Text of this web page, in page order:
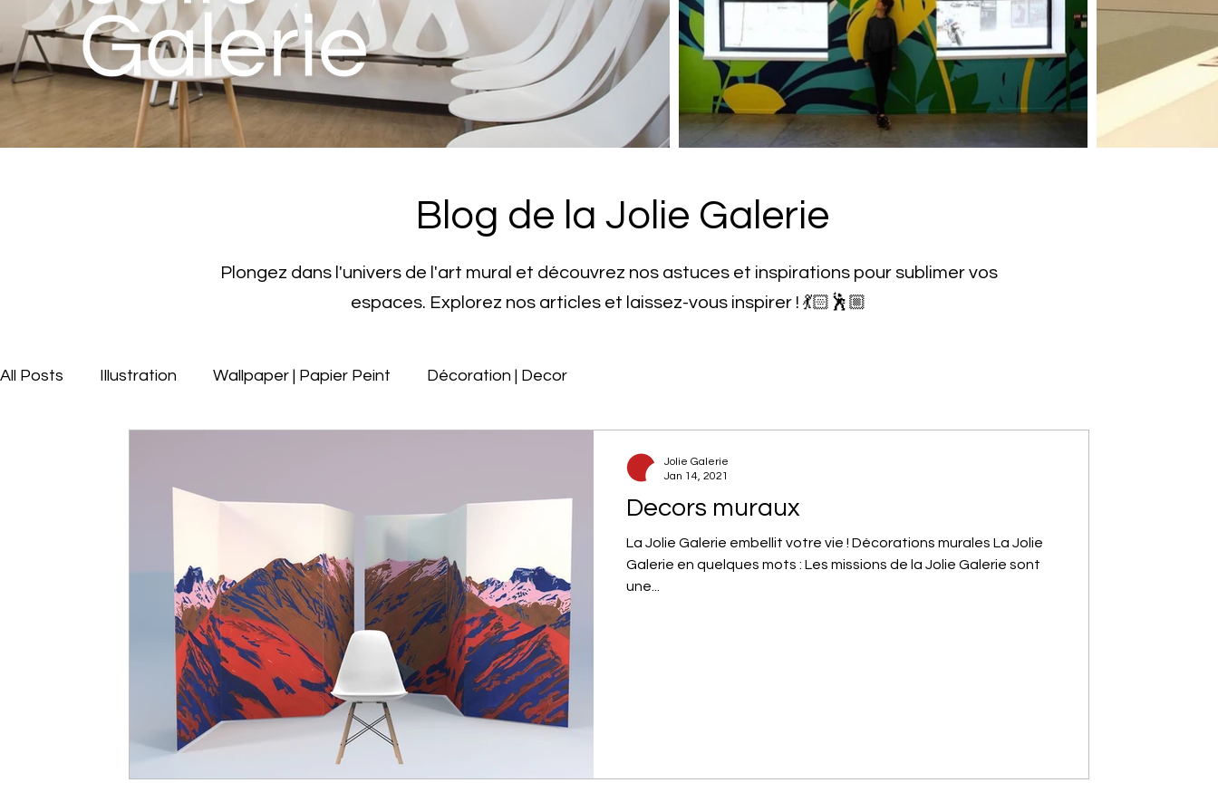
Blog de la Jolie Galerie
Plongez dans l'univers de l'art mural et découvrez nos astuces et inspirations pour sublimer vos
espaces. Explorez nos articles et laissez-vous inspirer ! 💃🏻🕺🏼
All Posts Illustration Wallpaper | Papier Peint Décoration | Decor
Decors muraux
La Jolie Galerie embellit votre vie ! Décorations murales La Jolie
Galerie en quelques mots : Les missions de la Jolie Galerie sont
une...
Jolie Galerie
Jan 14, 2021